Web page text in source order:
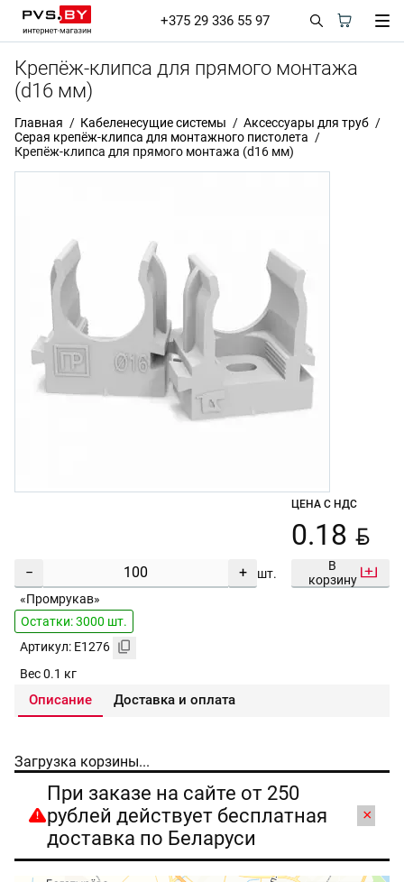
+375 29 336 55 97
Крепёж-клипса для прямого монтажа
(d16 мм)
Главная Кабеленесущие системы
Аксессуары для труб
Серая крепёж-клипса для монтажного пистолета
Крепёж-клипса для прямого монтажа (d16 мм)
− + шт.
ЦЕНА С НДС
0.18 BYN
В
корзину
«Промрукав»
Остатки: 3000 шт.
Артикул: E1276
Вес 0.1 кг
Описание Доставка и оплата
Загрузка корзины...
При заказе на сайте от 250
рублей действует бесплатная
доставка по Беларуси
×